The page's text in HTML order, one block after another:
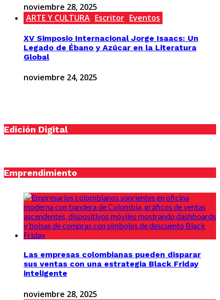
noviembre 28, 2025
ARTE Y CULTURA Escritor Eventos
XV Simposio Internacional Jorge Isaacs: Un
Legado de Ébano y Azúcar en la Literatura
Global
noviembre 24, 2025
Edición Digital
Emprendimiento
Las empresas colombianas pueden disparar
sus ventas con una estrategia Black Friday
inteligente
noviembre 28, 2025